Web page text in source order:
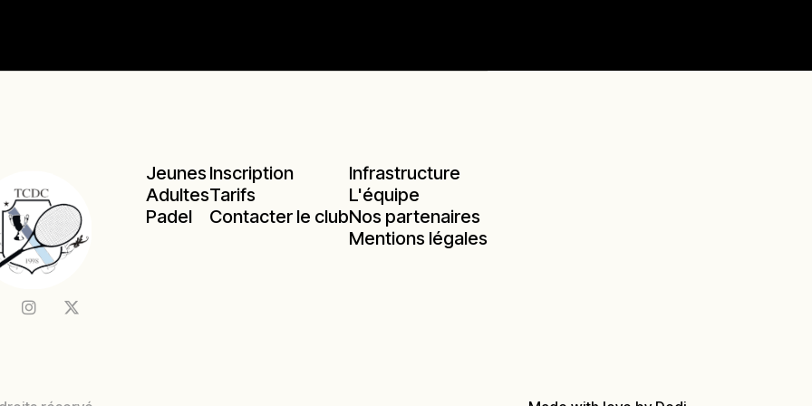
 
Jeunes
Adultes
Padel
Inscription
Tarifs
Contacter le club
Infrastructure
L'équipe
Nos partenaires
Mentions légales